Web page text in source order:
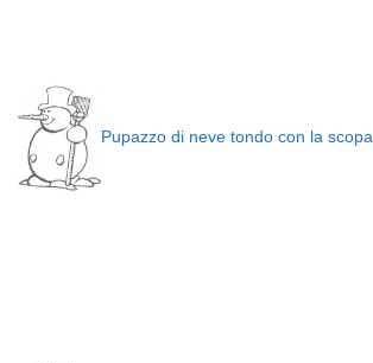
Pupazzo di neve tondo con la scopa